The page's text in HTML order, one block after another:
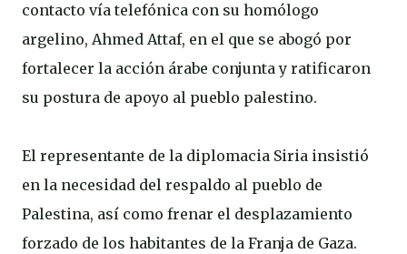
contacto vía telefónica con su homólogo
argelino, Ahmed Attaf, en el que se abogó por
fortalecer la acción árabe conjunta y ratificaron
su postura de apoyo al pueblo palestino.
El representante de la diplomacia Siria insistió
en la necesidad del respaldo al pueblo de
Palestina, así como frenar el desplazamiento
forzado de los habitantes de la Franja de Gaza.